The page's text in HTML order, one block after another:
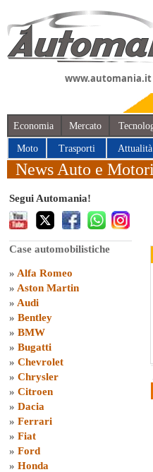
www.automania.it
Economia Mercato
Moto Trasporti Attualità
News Auto e Motori
Segui Automania!
Case automobilistiche
» Alfa Romeo
» Aston Martin
» Audi
» Bentley
» BMW
» Bugatti
» Chevrolet
» Chrysler
» Citroen
» Dacia
» Ferrari
» Fiat
» Ford
» Honda